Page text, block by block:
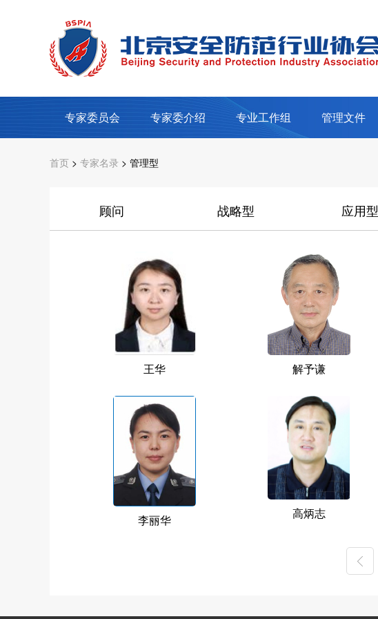
专家委员会 专家委介绍 专业工作组 管理文件
首页 > 专家名录 > 管理型
顾问 战略型 应用型
王华 解予谦
李丽华 高炳志